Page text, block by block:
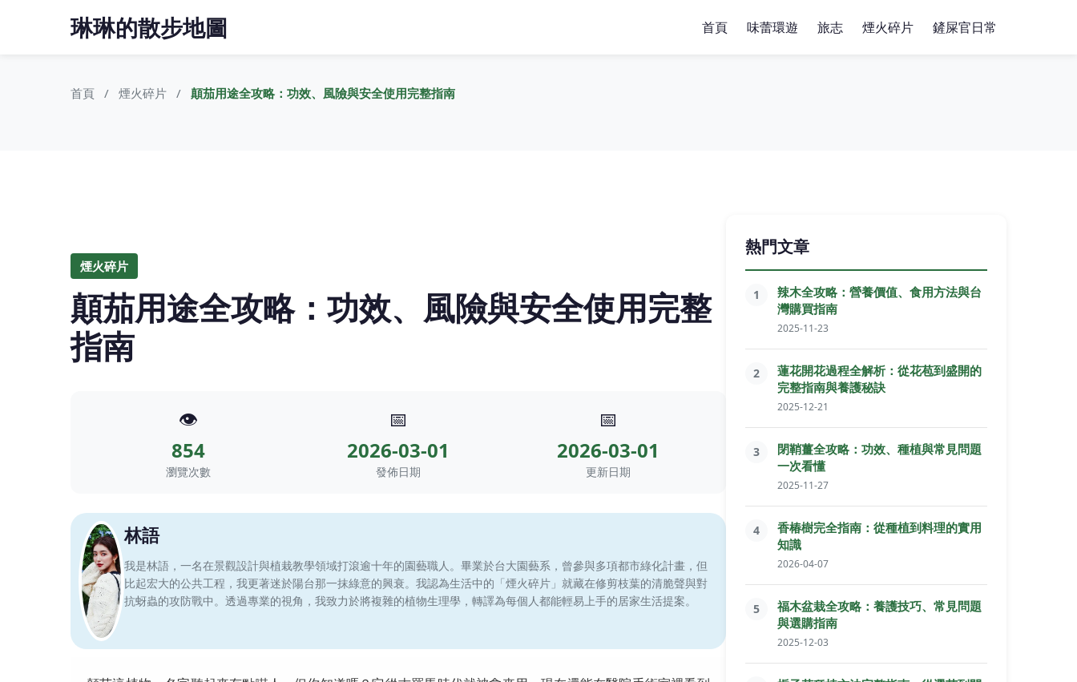
琳琳的散步地圖 首頁 味蕾環遊 旅志 煙火碎片 鏟屎官日常
首頁 煙火碎片 顛茄用途全攻略：功效、風險與安全使用完整指南
煙火碎片
顛茄用途全攻略：功效、風險與安全使用完整
指南
👁️
854
瀏覽次數
📅
2026-03-01
發佈日期
📅
2026-03-01
更新日期
林語
我是林語，一名在景觀設計與植栽教學領域打滾逾十年的園藝職人。畢業於台大園藝系，曾參與多項都市綠化計畫，但
比起宏大的公共工程，我更著迷於陽台那一抹綠意的興衰。我認為生活中的「煙火碎片」就藏在修剪枝葉的清脆聲與對
抗蚜蟲的攻防戰中。透過專業的視角，我致力於將複雜的植物生理學，轉譯為每個人都能輕易上手的居家生活提案。
熱門文章
1
辣木全攻略：營養價值、食用方法與台
灣購買指南
2025-11-23
2
蓮花開花過程全解析：從花苞到盛開的
完整指南與養護秘訣
2025-12-21
3
閉鞘薑全攻略：功效、種植與常見問題
一次看懂
2025-11-27
4
香椿樹完全指南：從種植到料理的實用
知識
2026-04-07
5
福木盆栽全攻略：養護技巧、常見問題
與選購指南
2025-12-03